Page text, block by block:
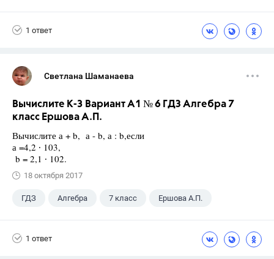
1 ответ
Светлана Шаманаева
Вычислите К-3 Вариант А1 № 6 ГДЗ Алгебра 7
класс Ершова А.П.
Вычислите а + b, а - b, а : b,если
а =4,2 ∙ 103,
b = 2,1 ∙ 102.
18 октября 2017
ГДЗ Алгебра 7 класс Ершова А.П.
1 ответ